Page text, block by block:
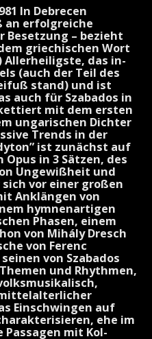
In Debrecen
an erfolgreiche
Besetzung – bezieht
griechischen Wort
Allerheiligste, das in­
(auch der Teil des
stand) und ist
auch für Szabados in
mit dem ersten
ungarischen Dichter
Trends in der
ist zunächst auf
in 3 Sätzen, des­
Ungewiß­heit und
vor einer großen
Anklängen von
hymnenartigen
Phasen, einem
von Mi­hály Dresch
von Ferenc
von Szabados
und Rhyth­men,
Einschwingen auf
ehe im
Passagen mit Kol­